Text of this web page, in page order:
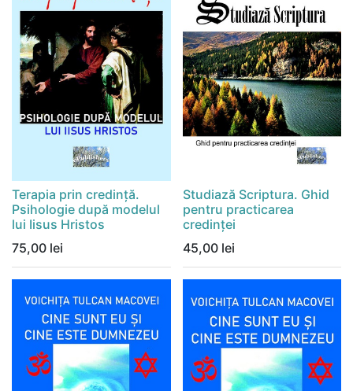
Terapia prin credință.
Psihologie după modelul
lui Iisus Hristos
75,00 lei
Studiază Scriptura. Ghid
pentru practicarea
credinței
45,00lei